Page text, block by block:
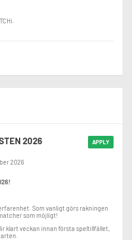
APPLY
2026
2026
Som vanligt görs rakningen
som möjligt!
klart veckan innan första speltillfället,